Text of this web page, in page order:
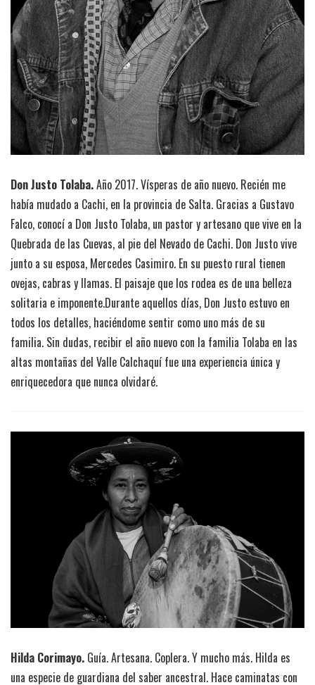
Don Justo Tolaba.Año 2017. Vísperas de año nuevo. Recién me
había mudado a Cachi, en la provincia de Salta. Gracias a Gustavo
Falco, conocí a Don Justo Tolaba, un pastor y artesano que vive en la
Quebrada de las Cuevas, al pie del Nevado de Cachi. Don Justo vive
junto a su esposa, Mercedes Casimiro. En su puesto rural tienen
ovejas, cabras y llamas. El paisaje que los rodea es de una belleza
solitaria e imponente.Durante aquellos días, Don Justo estuvo en
todos los detalles, haciéndome sentir como uno más de su
familia. Sin dudas, recibir el año nuevo con la familia Tolaba en las
altas montañas del Valle Calchaquí fue una experiencia única y
enriquecedora que nunca olvidaré.
Hilda Corimayo. Guía. Artesana. Coplera. Y mucho más. Hilda es
una especie de guardiana del saber ancestral. Hace caminatas con